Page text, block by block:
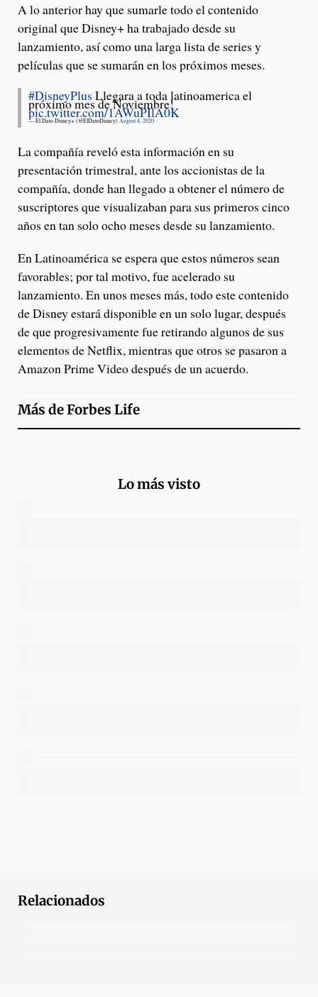
A lo anterior hay que sumarle todo el contenido
original que Disney+ ha trabajado desde su
lanzamiento, así como una larga lista de series y
películas que se sumarán en los próximos meses.
#DisneyPlus Llegara a toda latinoamerica el
próximo mes de Noviembre!
pic.twitter.com/1AWuPIlA0K
— El Dato Disney+ (@ElDatoDisney) August 4, 2020
La compañía reveló esta información en su
presentación trimestral, ante los accionistas de la
compañía, donde han llegado a obtener el número de
suscriptores que visualizaban para sus primeros cinco
años en tan solo ocho meses desde su lanzamiento.
En Latinoamérica se espera que estos números sean
favorables; por tal motivo, fue acelerado su
lanzamiento. En unos meses más, todo este contenido
de Disney estará disponible en un solo lugar, después
de que progresivamente fue retirando algunos de sus
elementos de Netflix, mientras que otros se pasaron a
Amazon Prime Video después de un acuerdo.
Más deForbes Life
Lo más visto
Relacionados